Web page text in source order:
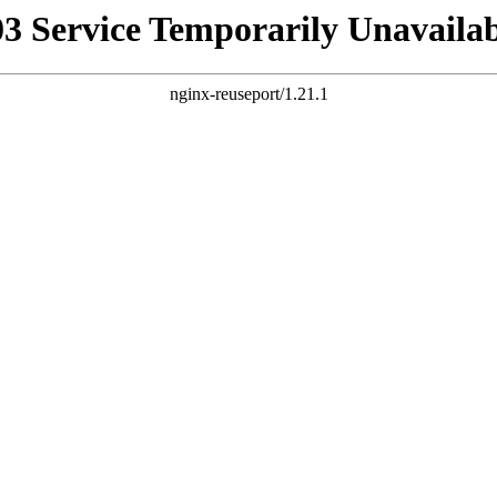
Service Temporarily
nginx-reuseport/1.21.1